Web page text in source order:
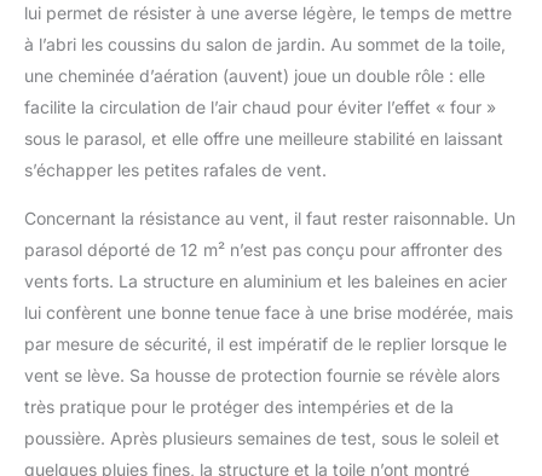
lui permet de résister à une averse légère, le temps de mettre
à l’abri les coussins du salon de jardin. Au sommet de la toile,
une cheminée d’aération (auvent) joue un double rôle : elle
facilite la circulation de l’air chaud pour éviter l’effet « four »
sous le parasol, et elle offre une meilleure stabilité en laissant
s’échapper les petites rafales de vent.
Concernant la résistance au vent, il faut rester raisonnable. Un
parasol déporté de 12 m² n’est pas conçu pour affronter des
vents forts. La structure en aluminium et les baleines en acier
lui confèrent une bonne tenue face à une brise modérée, mais
par mesure de sécurité, il est impératif de le replier lorsque le
vent se lève. Sa housse de protection fournie se révèle alors
très pratique pour le protéger des intempéries et de la
poussière. Après plusieurs semaines de test, sous le soleil et
quelques pluies fines, la structure et la toile n’ont montré